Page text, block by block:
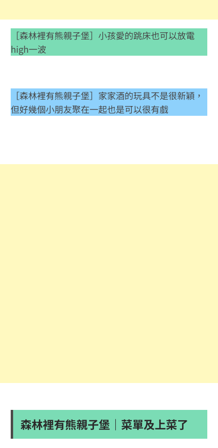
［森林裡有熊親子堡］小孩愛的跳床也可以放電
high一波
［森林裡有熊親子堡］家家酒的玩具不是很新穎，
但好幾個小朋友聚在一起也是可以很有戲
森林裡有熊親子堡｜菜單及上菜了